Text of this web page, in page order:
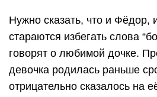
Нужно сказать, что и Фёдор,
стараются избегать слова
говорят о любимой дочке.
девочка родилась раньше
отрицательно сказалось на